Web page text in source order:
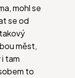
mohl se
se od
měst,
tam
to